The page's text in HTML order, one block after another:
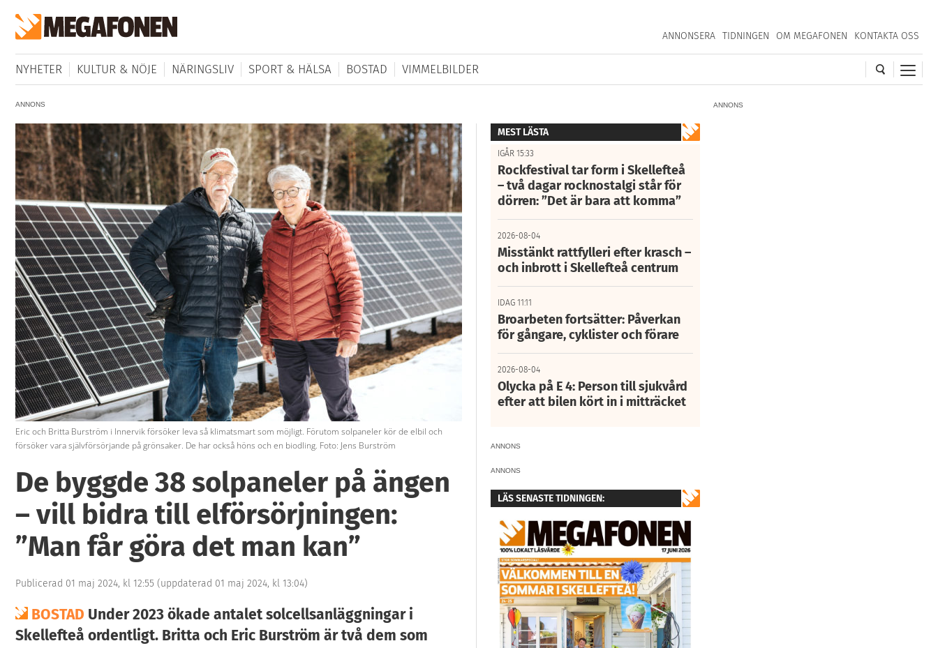
ANNONSERA TIDNINGEN OM MEGAFONEN KONTAKTA OSS
NYHETER KULTUR & NÖJE NÄRINGSLIV SPORT & HÄLSA BOSTAD VIMMELBILDER
ANNONS
ANNONS
Eric och Britta Burström i Innervik försöker leva så klimatsmart som möjligt. Förutom solpaneler kör de elbil och
försöker vara självförsörjande på grönsaker. De har också höns och en biodling. Foto: Jens Burström
De byggde 38 solpaneler på ängen
– vill bidra till elförsörjningen:
”Man får göra det man kan”
Publicerad 01 maj 2024, kl 12:55 (uppdaterad 01 maj 2024, kl 13:04)
BOSTAD Under 2023 ökade antalet solcellsanläggningar i
Skellefteå ordentligt. Britta och Eric Burström är två dem som
MEST LÄSTA
IGÅR 15:33
Rockfestival tar form i Skellefteå
– två dagar rocknostalgi står för
dörren: ”Det är bara att komma”
2026-08-04
Misstänkt rattfylleri efter krasch –
och inbrott i Skellefteå centrum
IDAG 11:11
Broarbeten fortsätter: Påverkan
för gångare, cyklister och förare
2026-08-04
Olycka på E 4: Person till sjukvård
efter att bilen kört in i mitträcket
ANNONS
ANNONS
LÄS SENASTE TIDNINGEN: